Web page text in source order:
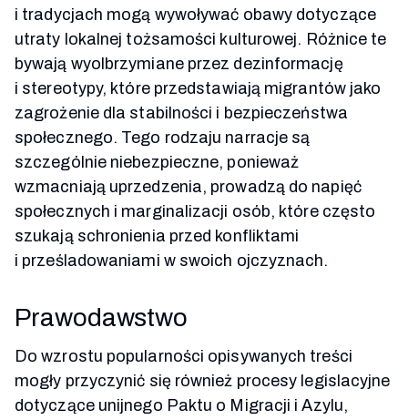
i tradycjach mogą wywoływać obawy dotyczące
utraty lokalnej tożsamości kulturowej. Różnice te
bywają wyolbrzymiane przez dezinformację
i stereotypy, które przedstawiają migrantów jako
zagrożenie dla stabilności i bezpieczeństwa
społecznego. Tego rodzaju narracje są
szczególnie niebezpieczne, ponieważ
wzmacniają uprzedzenia, prowadzą do napięć
społecznych i marginalizacji osób, które często
szukają schronienia przed konfliktami
i prześladowaniami w swoich ojczyznach.
Prawodawstwo
Do wzrostu popularności opisywanych treści
mogły przyczynić się również procesy legislacyjne
dotyczące unijnego Paktu o Migracji i Azylu,